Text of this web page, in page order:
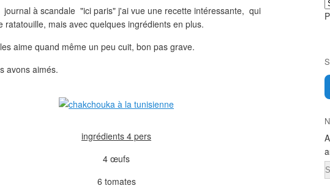
à scandale "ici paris" j'ai vue une recette intéressante, qui
ratatouille, mais avec quelques ingrédients en plus.
aime quand même un peu cuit, bon pas grave.
avons aimés.
ingrédients 4 pers
4 œufs
6 tomates